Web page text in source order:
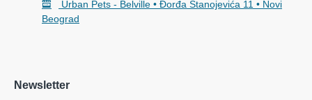
Urban Pets - Belville • Đorđa Stanojevića 11 • Novi
Beograd
Newsletter